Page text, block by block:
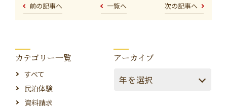
カテゴリー一覧
すべて
民泊体験
資料請求
アーカイブ
前の記事へ 一覧へ 次の記事へ